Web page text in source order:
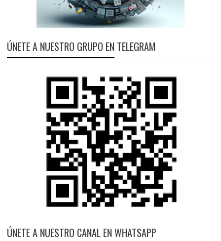
ÚNETE A NUESTRO GRUPO EN TELEGRAM
ÚNETE A NUESTRO CANAL EN WHATSAPP